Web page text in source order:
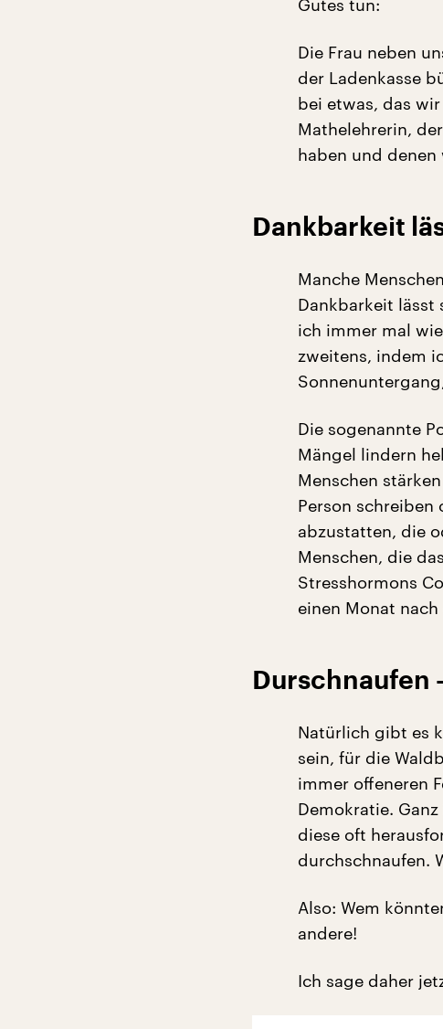
Gutes tun:
Die Frau neben
der Ladenkasse
bei etwas, das
Mathelehrerin,
haben und
Dankbarkeit
Manche
Dankbarkeit lässt
ich immer mal
zweitens, indem
Die sogenannte
Mängel lindern
Menschen
Person schreiben
abzustatten, die
Menschen, die
Stresshormons
einen Monat
Durschnaufen
Natürlich gibt es
sein, für die
immer offeneren
Demokratie.
diese oft
durchschnaufen.
Also: Wem
andere!
Ich sage daher